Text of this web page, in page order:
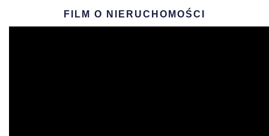
FILM O NIERUCHOMOŚCI